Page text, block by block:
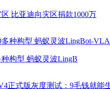
比亚迪向灾区捐款1000万
构型 蚂蚁灵波LingB